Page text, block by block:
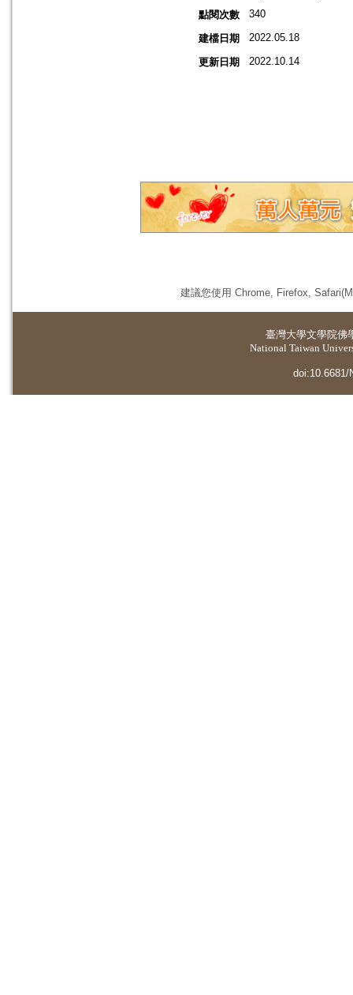
點閱次數
340
建檔日期 2022.05.18
更新日期 2022.10.14
建議您使用 Chrome, Firefox,
臺灣大學文學院佛
National Taiwan
doi:10.6681/